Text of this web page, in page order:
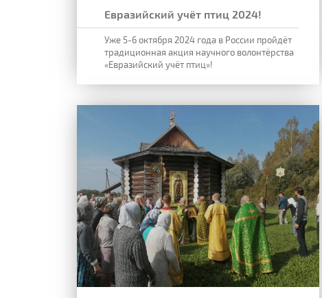
Евразийский учёт птиц 2024!
Уже 5-6 октября 2024 года в России пройдёт
традиционная акция научного волонтёрства
«Евразийский учёт птиц»!